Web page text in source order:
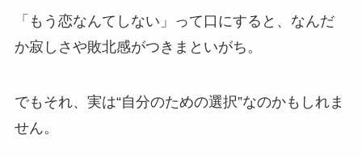
「もう恋なんてしない」って口にすると、なんだ
か寂しさや敗北感がつきまといがち。
でもそれ、実は“自分のための選択”なのかもしれま
せん。